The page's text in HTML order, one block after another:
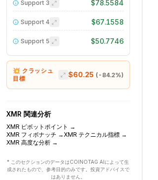
Support 3 $78.5584
Support 4 $67.1558
Support 5 $50.7746
💥 クラッシュ
目標
$60.25 ( -84.2%)
XMR 関連分析
XMR ピボットポイント →
XMR フィボナッチ →XMR テクニカル指標→
XMR 高度な分析→
* このセクションのデータはCOINOTAG AIによって生
成されたもので、参考目的のみです。投資アドバイスで
はありません。